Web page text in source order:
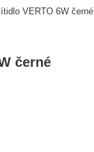
VERTO 6W černé
černé